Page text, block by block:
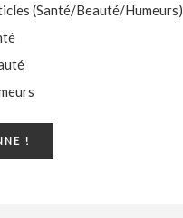
(Santé/Beauté/Humeurs)